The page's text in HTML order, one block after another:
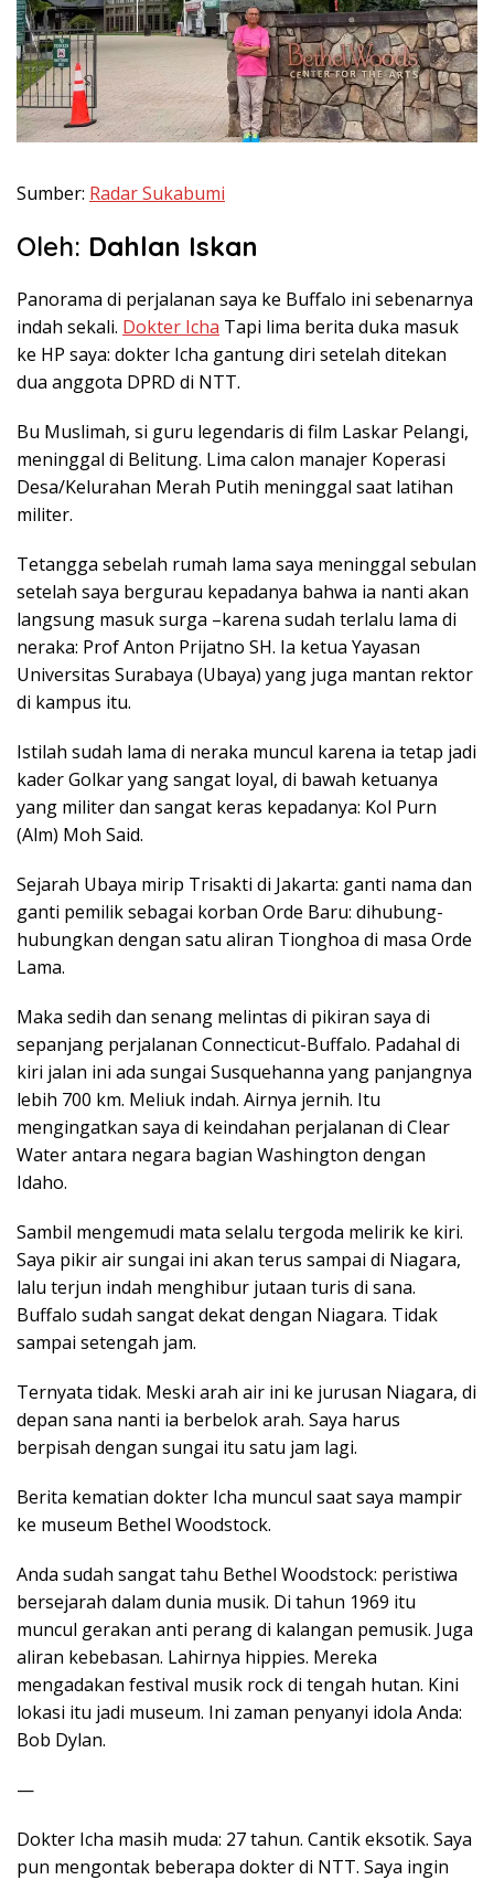
Sumber: Radar Sukabumi
Oleh: Dahlan Iskan
Panorama di perjalanan saya ke Buffalo ini sebenarnya
indah sekali. Dokter Icha Tapi lima berita duka masuk
ke HP saya: dokter Icha gantung diri setelah ditekan
dua anggota DPRD di NTT.
Bu Muslimah, si guru legendaris di film Laskar Pelangi,
meninggal di Belitung. Lima calon manajer Koperasi
Desa/Kelurahan Merah Putih meninggal saat latihan
militer.
Tetangga sebelah rumah lama saya meninggal sebulan
setelah saya bergurau kepadanya bahwa ia nanti akan
langsung masuk surga –karena sudah terlalu lama di
neraka: Prof Anton Prijatno SH. Ia ketua Yayasan
Universitas Surabaya (Ubaya) yang juga mantan rektor
di kampus itu.
Istilah sudah lama di neraka muncul karena ia tetap jadi
kader Golkar yang sangat loyal, di bawah ketuanya
yang militer dan sangat keras kepadanya: Kol Purn
(Alm) Moh Said.
Sejarah Ubaya mirip Trisakti di Jakarta: ganti nama dan
ganti pemilik sebagai korban Orde Baru: dihubung-
hubungkan dengan satu aliran Tionghoa di masa Orde
Lama.
Maka sedih dan senang melintas di pikiran saya di
sepanjang perjalanan Connecticut-Buffalo. Padahal di
kiri jalan ini ada sungai Susquehanna yang panjangnya
lebih 700 km. Meliuk indah. Airnya jernih. Itu
mengingatkan saya di keindahan perjalanan di Clear
Water antara negara bagian Washington dengan
Idaho.
Sambil mengemudi mata selalu tergoda melirik ke kiri.
Saya pikir air sungai ini akan terus sampai di Niagara,
lalu terjun indah menghibur jutaan turis di sana.
Buffalo sudah sangat dekat dengan Niagara. Tidak
sampai setengah jam.
Ternyata tidak. Meski arah air ini ke jurusan Niagara, di
depan sana nanti ia berbelok arah. Saya harus
berpisah dengan sungai itu satu jam lagi.
Berita kematian dokter Icha muncul saat saya mampir
ke museum Bethel Woodstock.
Anda sudah sangat tahu Bethel Woodstock: peristiwa
bersejarah dalam dunia musik. Di tahun 1969 itu
muncul gerakan anti perang di kalangan pemusik. Juga
aliran kebebasan. Lahirnya hippies. Mereka
mengadakan festival musik rock di tengah hutan. Kini
lokasi itu jadi museum. Ini zaman penyanyi idola Anda:
Bob Dylan.
—
Dokter Icha masih muda: 27 tahun. Cantik eksotik. Saya
pun mengontak beberapa dokter di NTT. Saya ingin